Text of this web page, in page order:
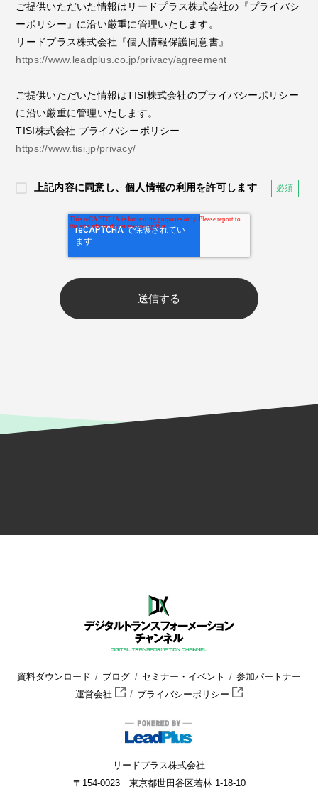
ご提供いただいた情報はリードプラス株式会社の『プライバシ
ーポリシー』に沿い厳重に管理いたします。
リードプラス株式会社『個人情報保護同意書』
https://www.leadplus.co.jp/privacy/agreement
ご提供いただいた情報はTISI株式会社のプライバシーポリシー
に沿い厳重に管理いたします。
TISI株式会社 プライバシーポリシー
https://www.tisi.jp/privacy/
上記内容に同意し、個人情報の利用を許可します
資料ダウンロード ブログ セミナー・イベント
参加パートナー
運営会社
プライバシーポリシー
リードプラス株式会社
〒154-0023 東京都世田谷区若林 1-18-10